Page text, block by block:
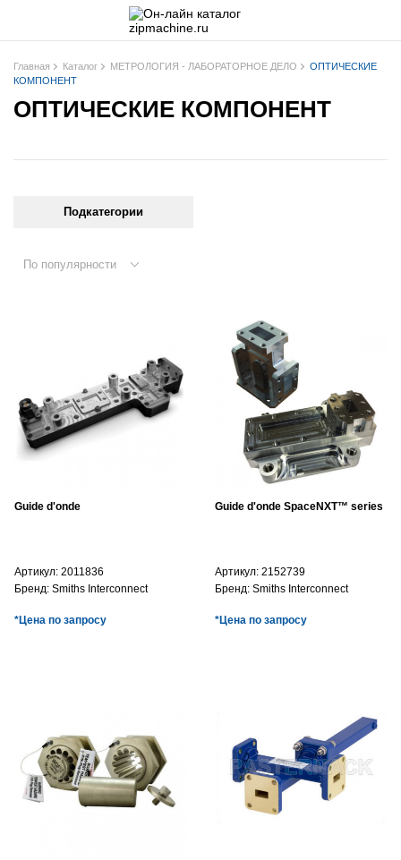
Главная Каталог МЕТРОЛОГИЯ - ЛАБОРАТОРНОЕ ДЕЛО
ОПТИЧЕСКИЕ
КОМПОНЕНТ
ОПТИЧЕСКИЕ КОМПОНЕНТ
Подкатегории
По популярности
Guide d'onde
Артикул: 2011836
Бренд: Smiths Interconnect
*Цена по запросу
Guide d'onde SpaceNXT™ series
Артикул: 2152739
Бренд: Smiths Interconnect
*Цена по запросу